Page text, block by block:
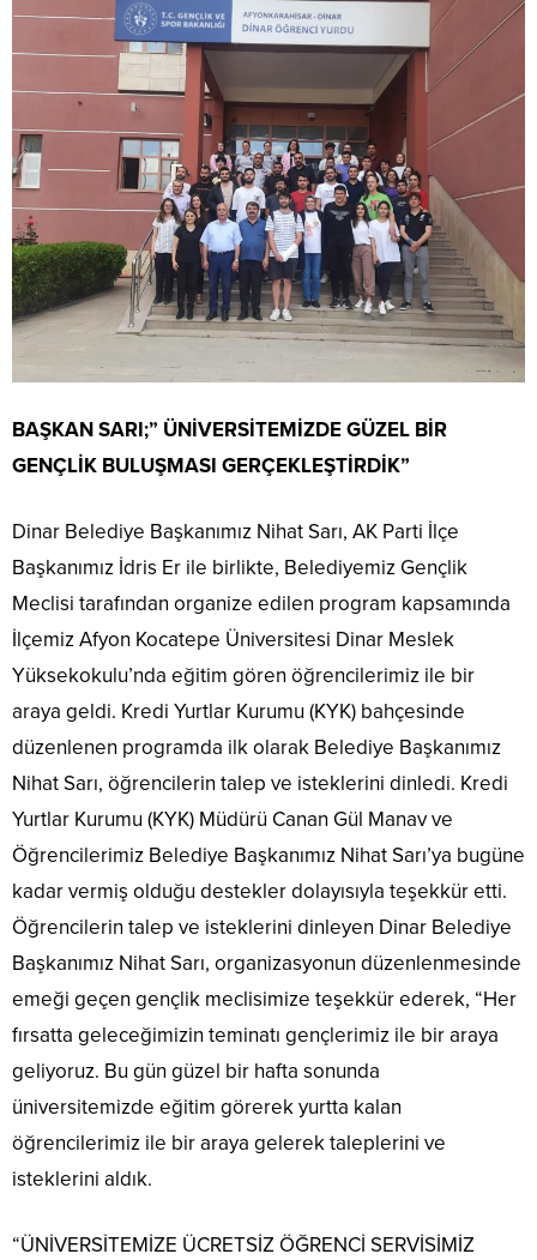
BAŞKAN SARI;” ÜNİVERSİTEMİZDE GÜZEL BİR
GENÇLİK BULUŞMASI GERÇEKLEŞTİRDİK”
Dinar Belediye Başkanımız Nihat Sarı, AK Parti İlçe
Başkanımız İdris Er ile birlikte, Belediyemiz Gençlik
Meclisi tarafından organize edilen program kapsamında
İlçemiz Afyon Kocatepe Üniversitesi Dinar Meslek
Yüksekokulu’nda eğitim gören öğrencilerimiz ile bir
araya geldi. Kredi Yurtlar Kurumu (KYK) bahçesinde
düzenlenen programda ilk olarak Belediye Başkanımız
Nihat Sarı, öğrencilerin talep ve isteklerini dinledi. Kredi
Yurtlar Kurumu (KYK) Müdürü Canan Gül Manav ve
Öğrencilerimiz Belediye Başkanımız Nihat Sarı’ya bugüne
kadar vermiş olduğu destekler dolayısıyla teşekkür etti.
Öğrencilerin talep ve isteklerini dinleyen Dinar Belediye
Başkanımız Nihat Sarı, organizasyonun düzenlenmesinde
emeği geçen gençlik meclisimize teşekkür ederek, “Her
fırsatta geleceğimizin teminatı gençlerimiz ile bir araya
geliyoruz. Bu gün güzel bir hafta sonunda
üniversitemizde eğitim görerek yurtta kalan
öğrencilerimiz ile bir araya gelerek taleplerini ve
isteklerini aldık.
“ÜNİVERSİTEMİZE ÜCRETSİZ ÖĞRENCİ SERVİSİMİZ